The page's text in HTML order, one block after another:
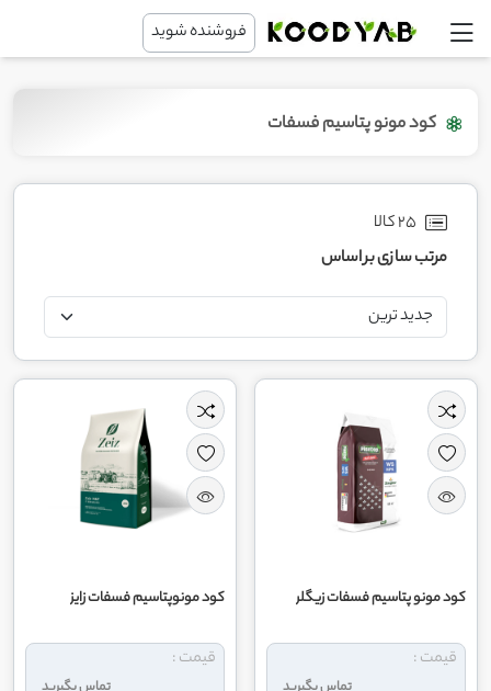
فروشنده شوید
کود مونو پتاسیم فسفات
25 کالا
مرتب سازی بر اساس
کود مونو پتاسیم فسفات زیگلر
قیمت :
کود مونوپتاسیم فسفات زایز
قیمت :